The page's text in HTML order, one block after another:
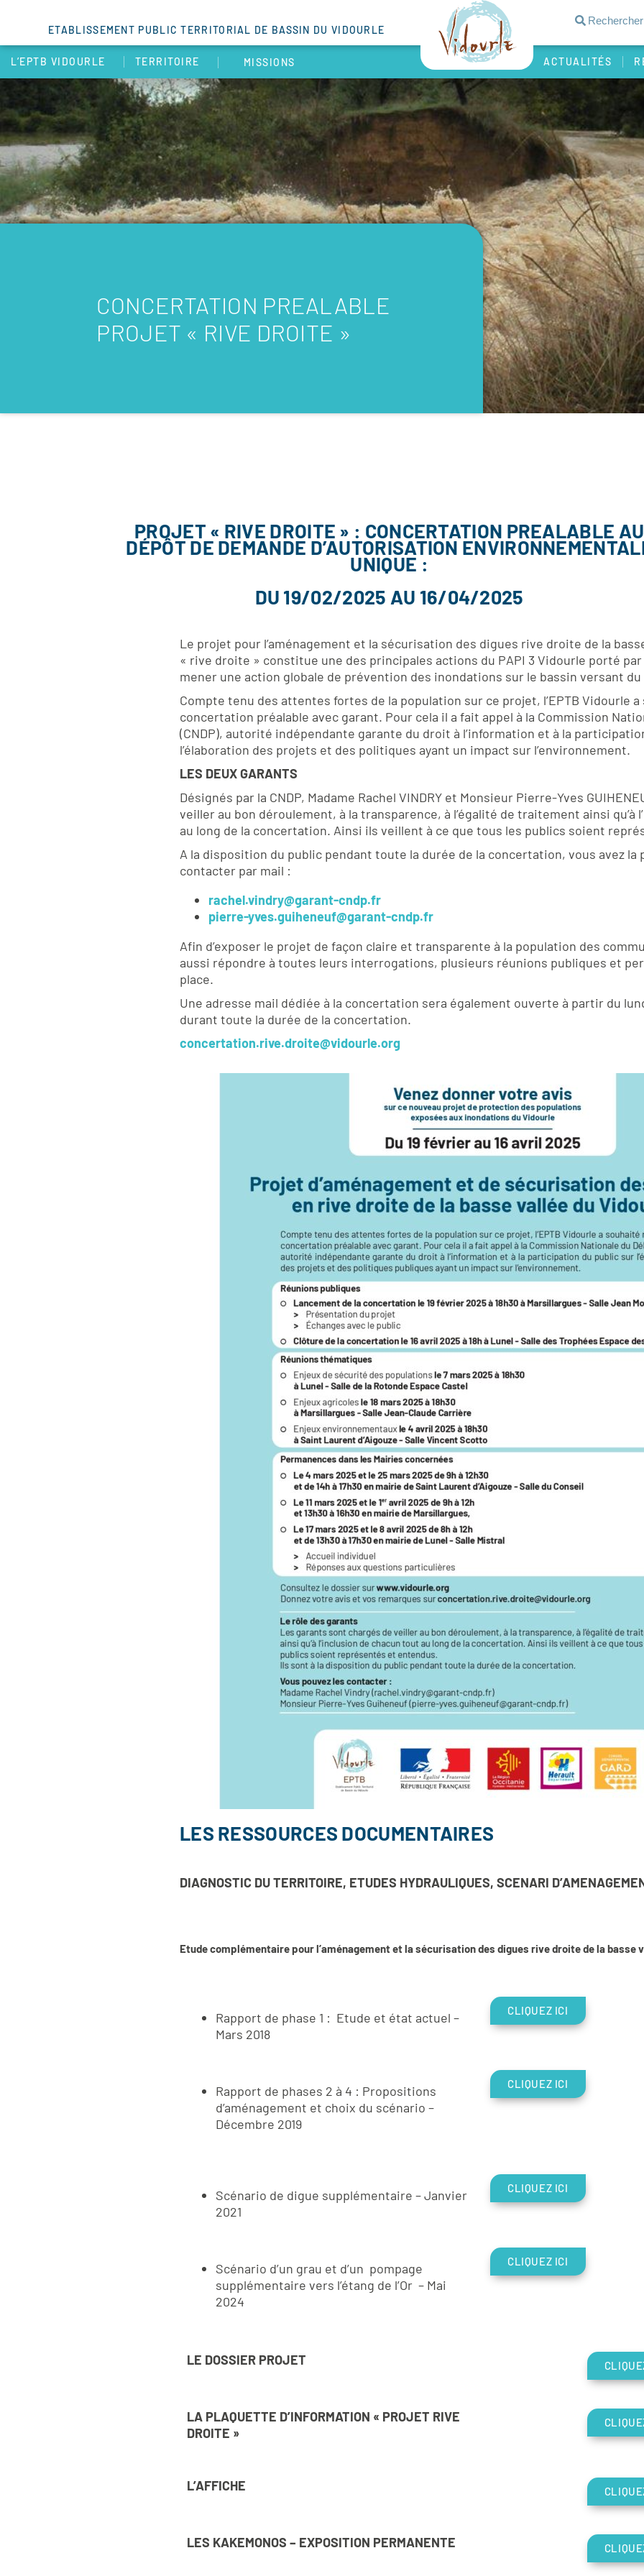
ETABLISSEMENT PUBLIC TERRITORIAL DE BASSIN DU VIDOURLE
L’EPTB VIDOURLE TERRITOIRE MISSIONS ACTUALITÉS
CONCERTATION PREALABLE
PROJET « RIVE DROITE »
PROJET « RIVE DROITE » : CONCERTATION PREALABLE AU
DÉPÔT DE DEMANDE D’AUTORISATION
UNIQUE :
DU 19/02/2025 AU 16/04/2025
Le projet pour l’aménagement et la sécurisation des digues rive droite de la
« rive droite » constitue une des principales actions du PAPI 3 Vidourle porté par
mener une action globale de prévention des inondations sur le bassin versant
Compte tenu des attentes fortes de la population sur ce projet, l’EPTB Vidourle
concertation préalable avec garant. Pour cela il a fait appel à la Commission
(CNDP), autorité indépendante garante du droit à l’information et à la
l’élaboration des projets et des politiques ayant un impact sur l’environnement.
LES DEUX GARANTS
Désignés par la CNDP, Madame Rachel VINDRY et Monsieur Pierre-Yves
veiller au bon déroulement, à la transparence, à l’égalité de traitement ainsi qu’à
au long de la concertation. Ainsi ils veillent à ce que tous les publics soient
A la disposition du public pendant toute la durée de la concertation, vous avez la
contacter par mail :
rachel.vindry@garant-cndp.fr
pierre-yves.guiheneuf@garant-cndp.fr
Afin d’exposer le projet de façon claire et transparente à la population des
aussi répondre à toutes leurs interrogations, plusieurs réunions publiques et
place.
Une adresse mail dédiée à la concertation sera également ouverte à partir du
durant toute la durée de la concertation.
concertation.rive.droite@vidourle.org
LES RESSOURCES DOCUMENTAIRES
DIAGNOSTIC DU TERRITOIRE, ETUDES HYDRAULIQUES, SCENARI
Etude complémentaire pour l’aménagement et la sécurisation des digues rive droite de la basse
Rapport de phase 1 : Etude et état actuel –
Mars 2018
CLIQUEZ ICI
Rapport de phases 2 à 4 : Propositions
d’aménagement et choix du scénario –
Décembre 2019
CLIQUEZ ICI
Scénario de digue supplémentaire – Janvier
2021
CLIQUEZ ICI
Scénario d’un grau et d’un pompage
supplémentaire vers l’étang de l’Or – Mai
2024
CLIQUEZ ICI
LE DOSSIER PROJET
LA PLAQUETTE D’INFORMATION « PROJET RIVE
DROITE »
L’AFFICHE
LES KAKEMONOS – EXPOSITION PERMANENTE